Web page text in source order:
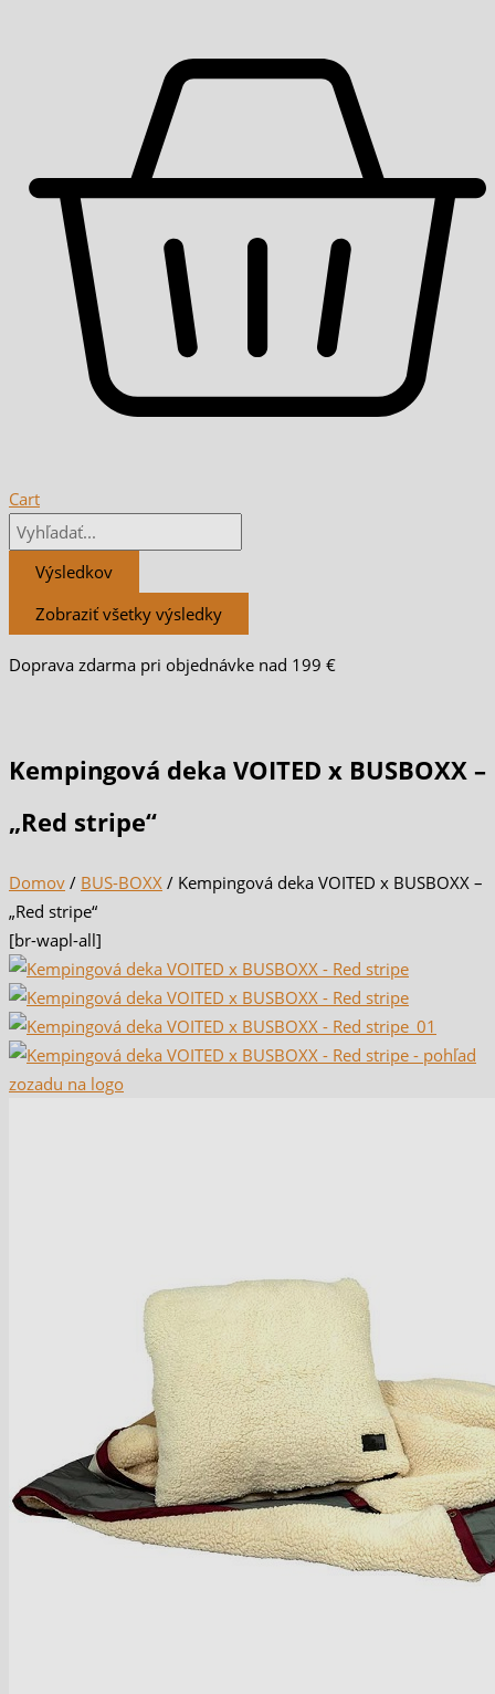
Cart
Výsledkov
Zobraziť všetky výsledky
Doprava zdarma pri objednávke nad 199 €
Kempingová deka VOITED x BUSBOXX –
„Red stripe“
Domov / BUS-BOXX / Kempingová deka VOITED x BUSBOXX –
„Red stripe“
[br-wapl-all]